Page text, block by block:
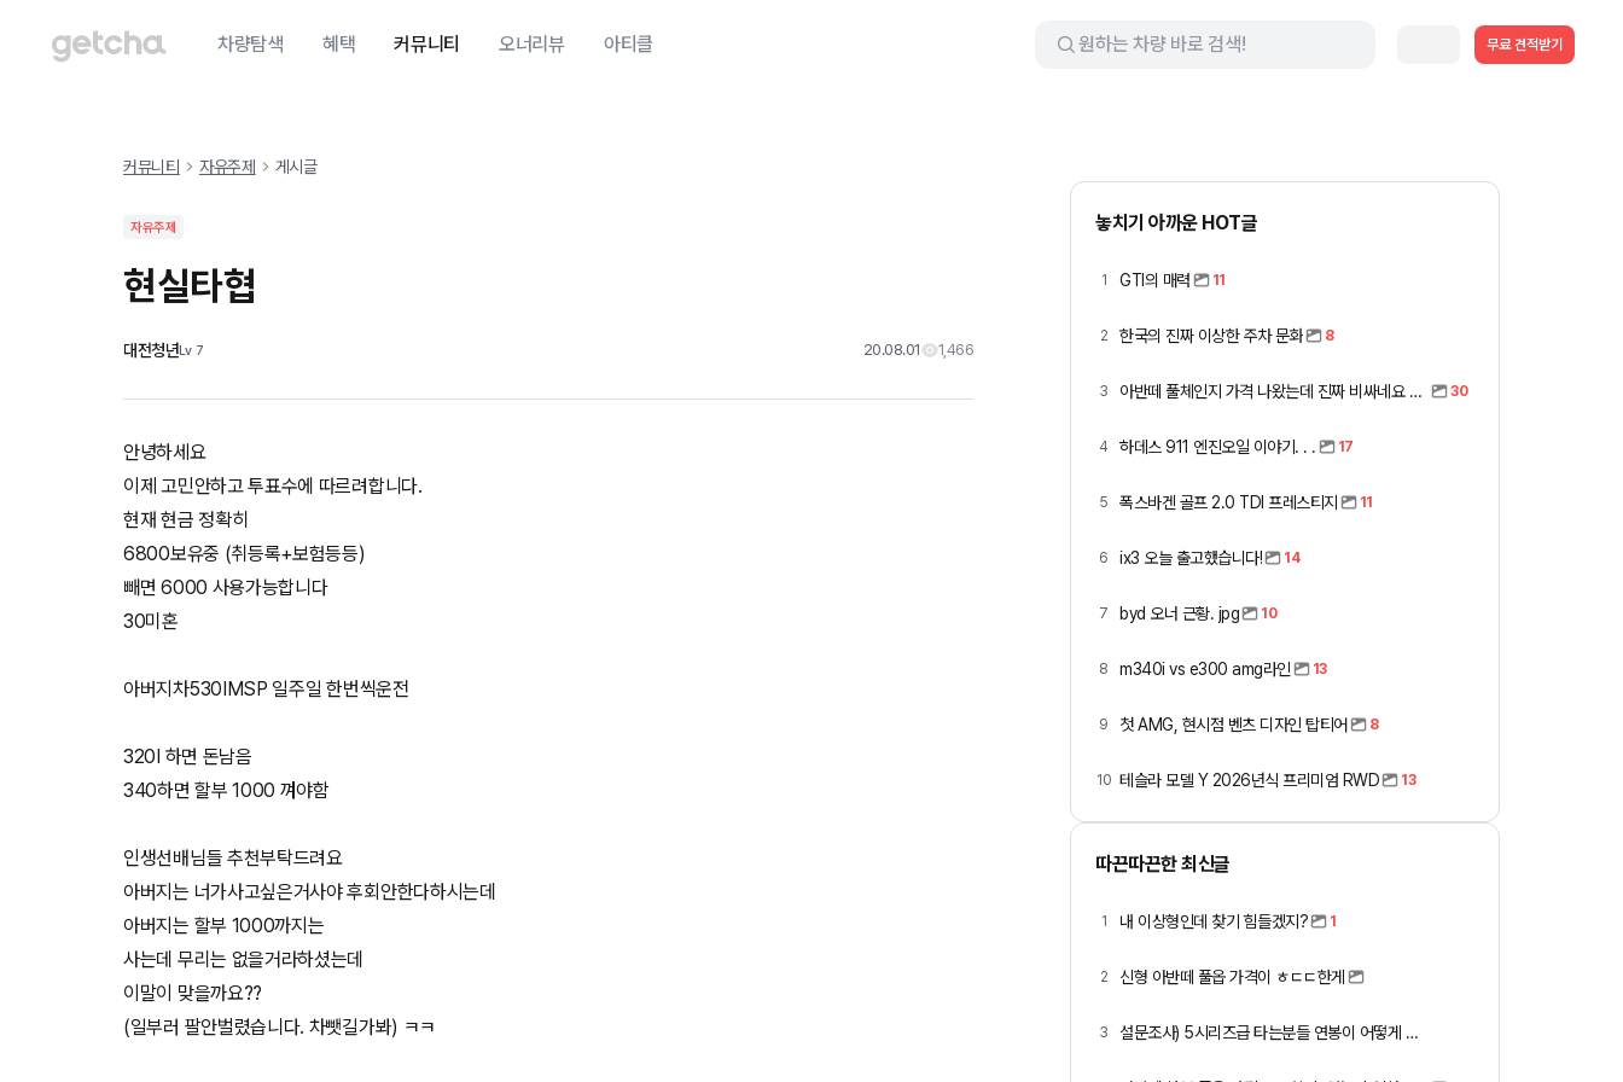
차량탐색 혜택 커뮤니티 오너리뷰 아티클 무료 견적받기
커뮤니티 자유주제 게시글
자유주제
현실타협
대전청년Lv 7 20.08.01 1,466
안녕하세요
이제 고민안하고 투표수에 따르려합니다.
현재 현금 정확히
6800보유중 (취등록+보험등등)
빼면 6000 사용가능합니다
30미혼
아버지차530IMSP 일주일 한번씩운전
320I 하면 돈남음
340하면 할부 1000 껴야함
인생선배님들 추천부탁드려요
아버지는 너가사고싶은거사야 후회안한다하시는데
아버지는 할부 1000까지는
사는데 무리는 없을거라하셨는데
이말이 맞을까요??
(일부러 팔안벌렸습니다. 차뺏길가봐) ㅋㅋ
놓치기 아까운 HOT글
1 GTI의 매력 11
2 한국의 진짜 이상한 주차 문화 8
3 아반떼 풀체인지 가격 나왔는데 진짜 비싸네요 ㅎㅎ 30
4 하데스 911 엔진오일 이야기. . . 17
5 폭스바겐 골프 2.0 TDI 프레스티지 11
6 ix3 오늘 출고했습니다! 14
7 byd 오너 근황. jpg 10
8 m340i vs e300 amg라인 13
9 첫 AMG, 현시점 벤츠 디자인 탑티어 8
10 테슬라 모델 Y 2026년식 프리미엄 RWD 13
따끈따끈한 최신글
1 내 이상형인데 찾기 힘들겠지? 1
2 신형 아반떼 풀옵 가격이 ㅎㄷㄷ한게
3 설문조사) 5시리즈급 타는분들 연봉이 어떻게 되세요